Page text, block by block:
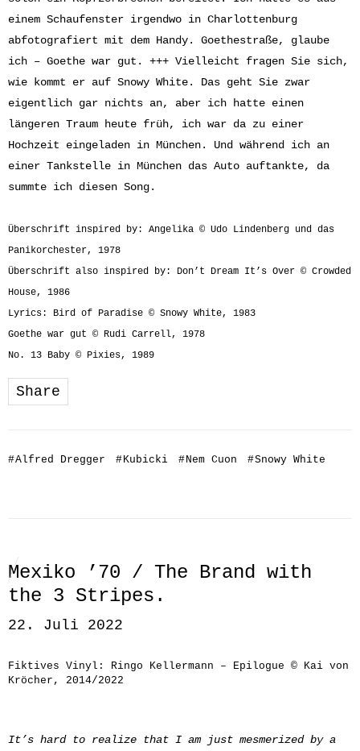
einem Schaufenster irgendwo in Charlottenburg
abfotografiert mit dem Handy. Goethestraße, glaube
ich – Goethe war gut. +++ Vielleicht fragen Sie sich,
wie kommt er auf Snowy White. Das geht Sie zwar
eigentlich gar nichts an, aber ich hatte einen
längeren Traum heute früh, ich war da zu einer
Hochzeit eingeladen in München. Und während ich an
einer Tankstelle in München das Auto auftankte, da
summte ich diesen Song.
Überschrift inspired by: Angelika © Udo Lindenberg und das
Panikorchester, 1978
Überschrift also inspired by: Don’t Dream It’s Over © Crowded
House, 1986
Lyrics: Bird of Paradise © Snowy White, 1983
Goethe war gut © Rudi Carrell, 1978
No. 13 Baby © Pixies, 1989
Share
#Alfred Dregger #Kubicki #Nem Cuon #Snowy White
Mexiko ’70 / The Brand with
the 3 Stripes.
22. Juli 2022
Fiktives Vinyl: Ringo Kellermann – Epilogue © Kai von
Kröcher, 2014/2022
It’s hard to realize that I am just mesmerized by a